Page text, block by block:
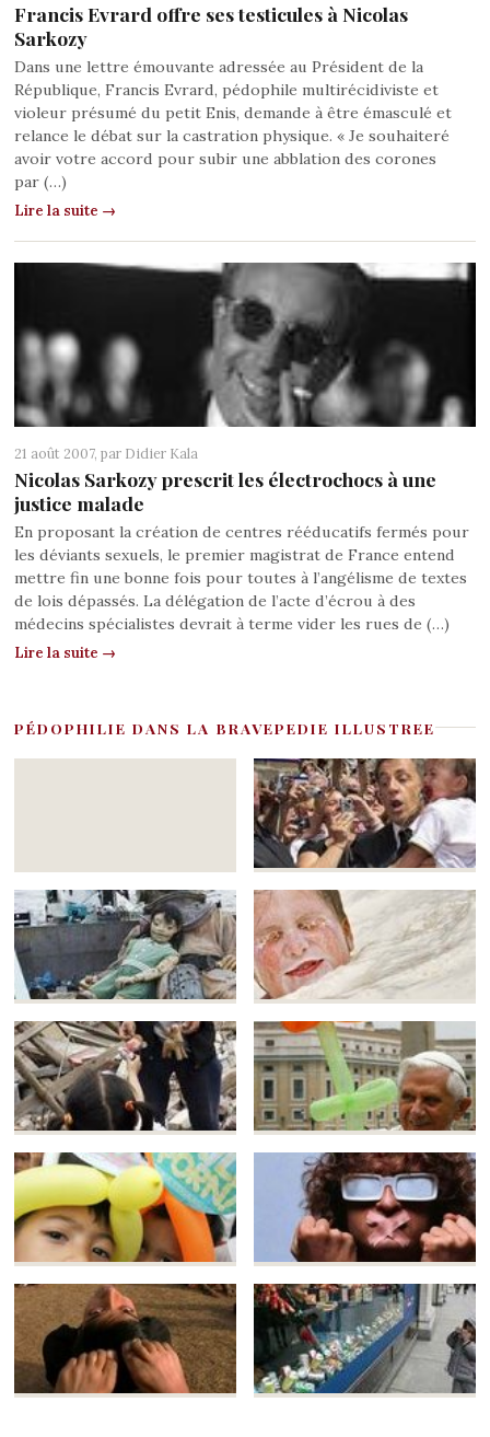
Francis Evrard offre ses testicules à Nicolas
Sarkozy
Dans une lettre émouvante adressée au Président de la
République, Francis Evrard, pédophile multirécidiviste et
violeur présumé du petit Enis, demande à être émasculé et
relance le débat sur la castration physique. « Je souhaiteré
avoir votre accord pour subir une abblation des corones
par (…)
Lire la suite →
21 août 2007, par Didier Kala
Nicolas Sarkozy prescrit les électrochocs à une
justice malade
En proposant la création de centres rééducatifs fermés pour
les déviants sexuels, le premier magistrat de France entend
mettre fin une bonne fois pour toutes à l’angélisme de textes
de lois dépassés. La délégation de l’acte d’écrou à des
médecins spécialistes devrait à terme vider les rues de (…)
Lire la suite →
PÉDOPHILIE DANS LA BRAVEPEDIE ILLUSTREE